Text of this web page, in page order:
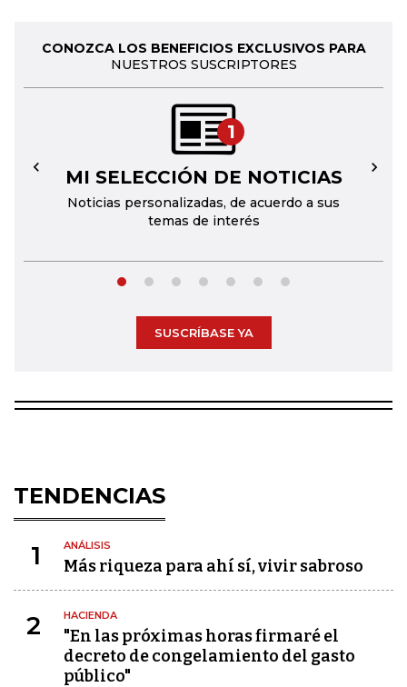
CONOZCA LOS BENEFICIOS EXCLUSIVOS PARA
NUESTROS SUSCRIPTORES
1
MI SELECCIÓN DE NOTICIAS
Noticias personalizadas, de acuerdo a sus
temas de interés
← →
SUSCRÍBASE YA
TENDENCIAS
1 ANÁLISIS
Más riqueza para ahí sí, vivir sabroso
2 HACIENDA
"En las próximas horas firmaré el
decreto de congelamiento del gasto
público"